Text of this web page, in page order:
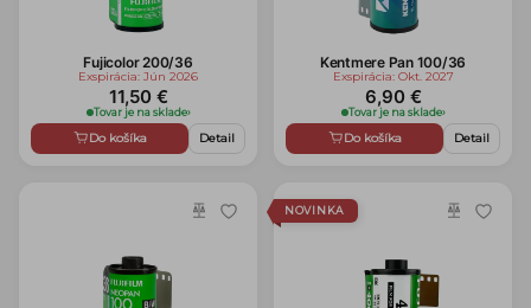
Fujicolor 200/36
Exspirácia: Jún 2026
11,50 €
Tovar je na sklade›
Do košíka Detail
Kentmere Pan 100/36
Exspirácia: Okt. 2027
6,90 €
Tovar je na sklade›
Do košíka Detail
NOVINKA